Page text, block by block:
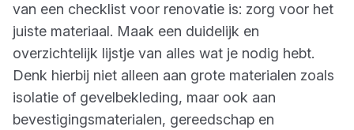
van een checklist voor renovatie is: zorg voor het
juiste materiaal. Maak een duidelijk en
overzichtelijk lijstje van alles wat je nodig hebt.
Denk hierbij niet alleen aan grote materialen zoals
isolatie of gevelbekleding, maar ook aan
bevestigingsmaterialen, gereedschap en